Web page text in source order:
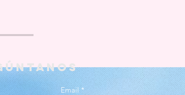
Email